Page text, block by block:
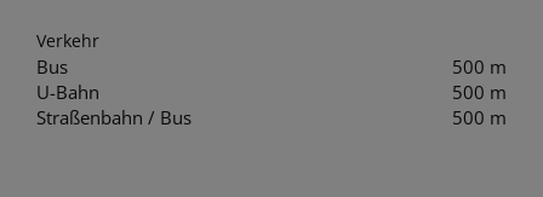
Verkehr
Bus
500 m
U-Bahn
500 m
Straßenbahn / Bus
500 m